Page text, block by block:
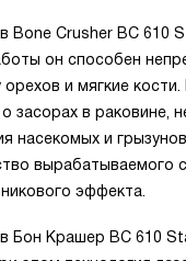
Crusher BC 610
он способен
и мягкие
засорах в раковине,
насекомых и
вырабатываемого
эффекта.
Бон Крашер BC 610